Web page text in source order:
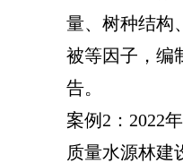
量、树种结构
被等因子，编
告。
案例2：2022
质量水源林建